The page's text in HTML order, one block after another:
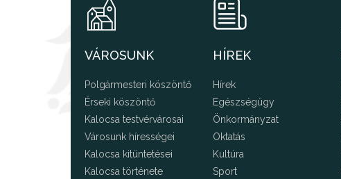
VÁROSUNK
Polgármesteri köszöntő
Érseki köszöntő
Kalocsa testvérvárosai
Városunk hírességei
Kalocsa kitüntetései
Kalocsa története
HÍREK
Hírek
Egészségügy
Önkormányzat
Oktatás
Kultúra
Sport